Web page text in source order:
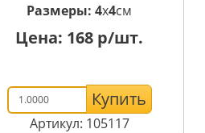
Размеры:4x4см
Цена: 168 р/шт.
Купить
Артикул: 105117